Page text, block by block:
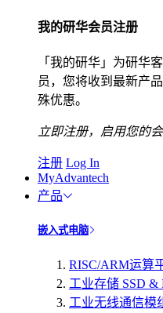
我的研华会员注册
「我的研华」为研华
员，您将收到最新产
殊优惠。
立即注册，启用您的会
注册 Log In
MyAdvantech
产品
嵌入式电脑
RISC/ARM运算
工业存储 SSD &
工业无线通信模